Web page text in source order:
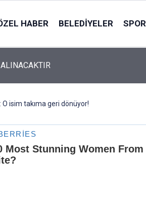
HABER BELEDIYELER SPOR
isim takıma geri dönüyor!